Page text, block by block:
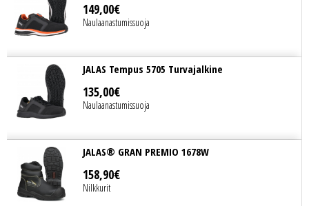
149,00€
Naulaanastumissuoja
JALAS Tempus 5705 Turvajalkine
135,00€
Naulaanastumissuoja
JALAS® GRAN PREMIO 1678W
158,90€
Nilkkurit